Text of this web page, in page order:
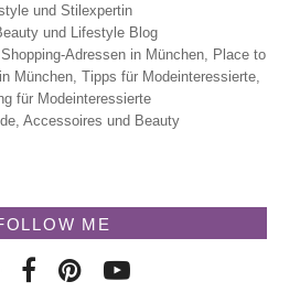
und Stilexpertin
und Lifestyle Blog
Adressen in München, Place to
München, Tipps für Modeinteressierte,
für Modeinteressierte
Accessoires und Beauty
ME